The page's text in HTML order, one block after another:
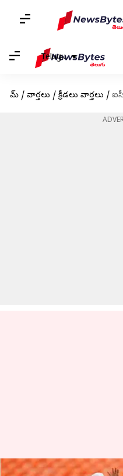
Telugu
హోమ్ / వార్తలు / క్రీడలు వార్తలు /